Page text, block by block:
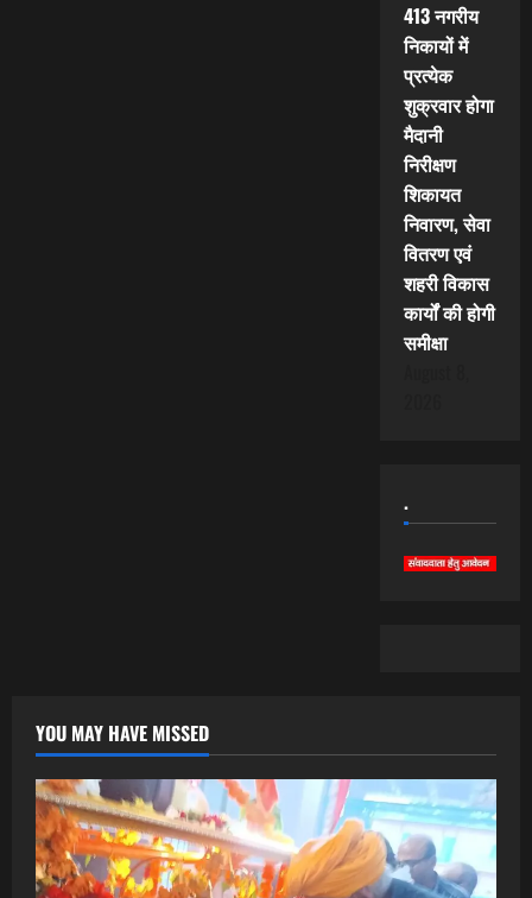
413 नगरीय
निकायों में
प्रत्येक
शुक्रवार होगा
मैदानी
निरीक्षण
शिकायत
निवारण, सेवा
वितरण एवं
शहरी विकास
कार्यों की होगी
समीक्षा
.
YOU MAY HAVE MISSED